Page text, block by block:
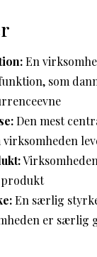
En
som
Den mest
virksomheden
En særlig
er særlig